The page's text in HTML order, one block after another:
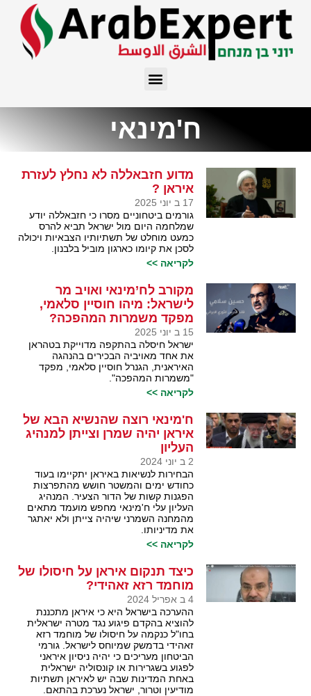
ח'מינאי
מדוע חזבאללה לא נחלץ לעזרת
איראן ?
17 ב יוני 2025
גורמים ביטחוניים מסרו כי חזבאללה יודע
שמלחמה היום מול ישראל תביא להרס
כמעט מוחלט של תשתיותיו הצבאיות ויכולה
לסכן את קיומו כארגון מוביל בלבנון.
לקריאה >>
מקורב לח’מינאי ואויב מר
לישראל: מיהו חוסיין סלאמי,
מפקד משמרות המהפכה?
15 ב יוני 2025
ישראל חיסלה בהתקפה מדוייקת בטהראן
את אחד מאויביה הבכירים בהנהגה
האיראנית, הגנרל חוסיין סלאמי, מפקד
"משמרות המהפכה".
לקריאה >>
ח'מינאי רוצה שהנשיא הבא של
איראן יהיה שמרן וצייתן למנהיג
העליון
2 ב יוני 2024
הבחירות לנשיאות באיראן יתקיימו בעוד
כחודש ימים והמשטר חושש מהתפרצות
הפגנות קשות של הדור הצעיר. המנהיג
העליון עלי ח'מינאי מחפש מועמד מתאים
מהמחנה השמרני שיהיה צייתן ולא יאתגר
את מדיניותו.
לקריאה >>
כיצד תנקום איראן על חיסולו של
מוחמד רזא זאהידי?
4 ב אפריל 2024
ההערכה בישראל היא כי איראן מתכננת
להוציא בהקדם פיגוע נגד מטרה ישראלית
בחו"ל כנקמה על חיסולו של מוחמד רזא
זאהידי בדמשק שמיוחס לישראל. גורמי
הביטחון מעריכים כי יהיה ניסיון איראני
לפגוע בשגרירות או קונסוליה ישראלית
באחת המדינות שבה יש לאיראן תשתיות
מודיעין וטרור, ישראל נערכת בהתאם.